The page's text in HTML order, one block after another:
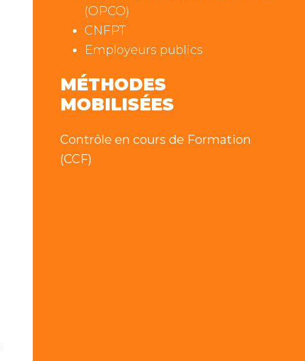
(OPCO)
CNFPT
Employeurs publics
MÉTHODES
MOBILISÉES
Contrôle en cours de Formation
(CCF)